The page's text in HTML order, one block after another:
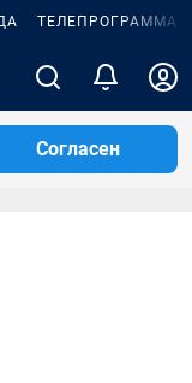
ТЕЛЕПРОГРАММА
Согласен